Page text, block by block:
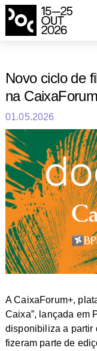
Novo ciclo de
na
01.05.2026
A CaixaForum+,
Caixa”, lançada em
disponibiliza a partir
fizeram parte de